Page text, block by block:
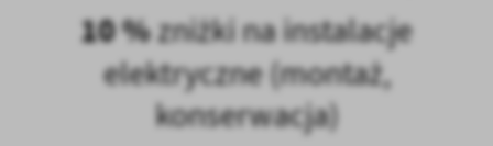
10 %zniżki na instalacje
elektryczne (montaż,
konserwacja)